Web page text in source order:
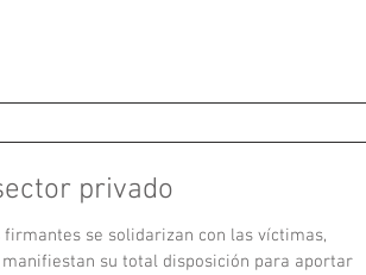
privado
firmantes se solidarizan con las víctimas,
su total disposición para aportar